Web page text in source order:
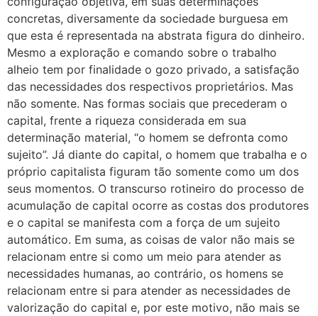
concretas, diversamente da sociedade burguesa em
que esta é representada na abstrata figura do dinheiro.
Mesmo a exploração e comando sobre o trabalho
alheio tem por finalidade o gozo privado, a satisfação
das necessidades dos respectivos proprietários. Mas
não somente. Nas formas sociais que precederam o
capital, frente a riqueza considerada em sua
determinação material, “o homem se defronta como
sujeito”. Já diante do capital, o homem que trabalha e o
próprio capitalista figuram tão somente como um dos
seus momentos. O transcurso rotineiro do processo de
acumulação de capital ocorre as costas dos produtores
e o capital se manifesta com a força de um sujeito
automático. Em suma, as coisas de valor não mais se
relacionam entre si como um meio para atender as
necessidades humanas, ao contrário, os homens se
relacionam entre si para atender as necessidades de
valorização do capital e, por este motivo, não mais se